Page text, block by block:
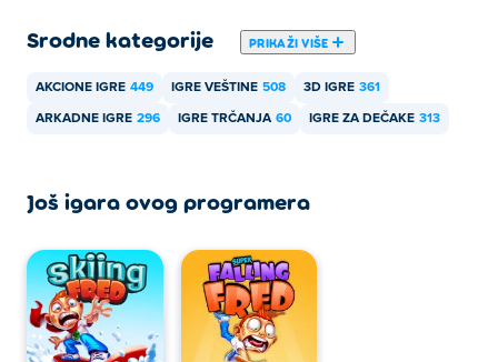
Srodne kategorije PRIKAŽI VIŠE
AKCIONE IGRE 449 IGRE VEŠTINE 508 3D IGRE 361
ARKADNE IGRE 296 IGRE TRČANJA 60 IGRE ZA DEČAKE 313
Još igara ovog programera